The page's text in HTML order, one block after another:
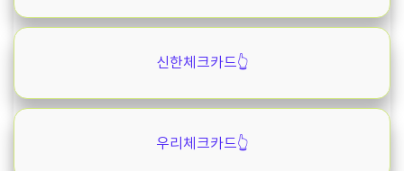
신한체크카드👆️
우리체크카드👆️